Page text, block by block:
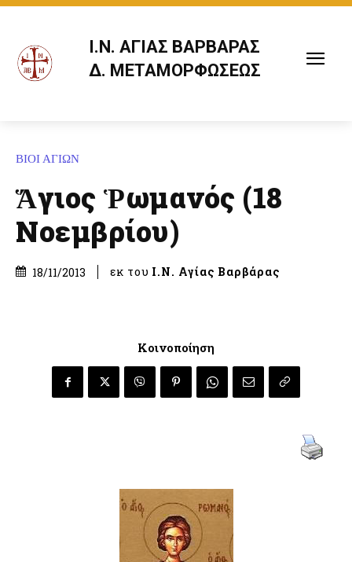
Ι.Ν. ΑΓΙΑΣ ΒΑΡΒΑΡΑΣ
Δ. ΜΕΤΑΜΟΡΦΩΣΕΩΣ
ΒΙΟΙ ΑΓΙΩΝ
Ἅγιος Ῥωμανός (18
Νοεμβρίου)
18/11/2013 εκ του Ι.Ν. Αγίας Βαρβάρας
Κοινοποίηση